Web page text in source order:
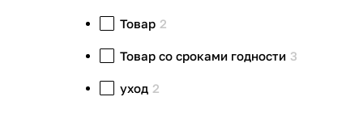
Товар 2
Товар со сроками годности 3
уход 2